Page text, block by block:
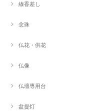
線香差し
念珠
仏花・供花
仏像
仏壇専用台
盆提灯